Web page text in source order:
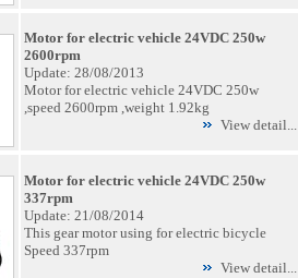
Motor for electric vehicle 24VDC 250w
2600rpm
Update: 28/08/2013
Motor for electric vehicle 24VDC 250w
,speed 2600rpm ,weight 1.92kg
View detail...
Motor for electric vehicle 24VDC 250w
337rpm
Update: 21/08/2014
This gear motor using for electric bicycle
Speed 337rpm
View detail...